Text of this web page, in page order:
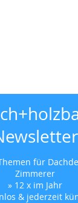
für
Zimmerer
» 12 x im Jahr
& jederzeit